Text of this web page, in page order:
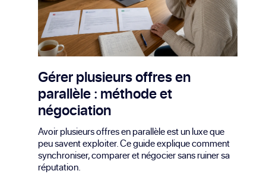
Gérer plusieurs offres en
parallèle : méthode et
négociation
Avoir plusieurs offres en parallèle est un luxe que
peu savent exploiter. Ce guide explique comment
synchroniser, comparer et négocier sans ruiner sa
réputation.